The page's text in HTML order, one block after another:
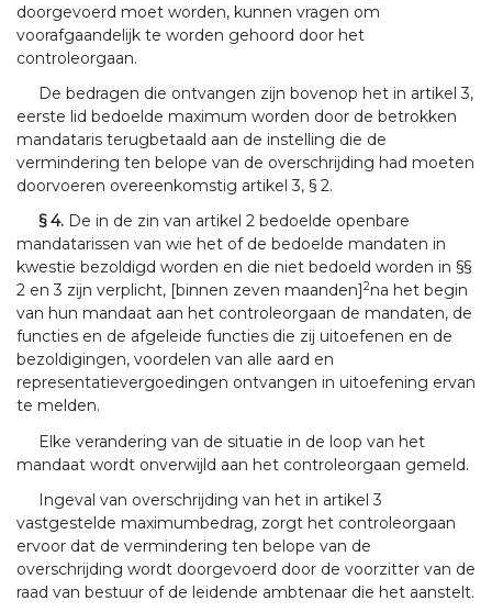
doorgevoerd moet worden, kunnen vragen om
voorafgaandelijk te worden gehoord door het
controleorgaan.
De bedragen die ontvangen zijn bovenop het in artikel 3,
eerste lid bedoelde maximum worden door de betrokken
mandataris terugbetaald aan de instelling die de
vermindering ten belope van de overschrijding had moeten
doorvoeren overeenkomstig artikel 3, § 2.
§ 4. De in de zin van artikel 2 bedoelde openbare
mandatarissen van wie het of de bedoelde mandaten in
kwestie bezoldigd worden en die niet bedoeld worden in §§
2 en 3 zijn verplicht, [binnen zeven maanden] 2na het begin
van hun mandaat aan het controleorgaan de mandaten, de
functies en de afgeleide functies die zij uitoefenen en de
bezoldigingen, voordelen van alle aard en
representatievergoedingen ontvangen in uitoefening ervan
te melden.
Elke verandering van de situatie in de loop van het
mandaat wordt onverwijld aan het controleorgaan gemeld.
Ingeval van overschrijding van het in artikel 3
vastgestelde maximumbedrag, zorgt het controleorgaan
ervoor dat de vermindering ten belope van de
overschrijding wordt doorgevoerd door de voorzitter van de
raad van bestuur of de leidende ambtenaar die het aanstelt.